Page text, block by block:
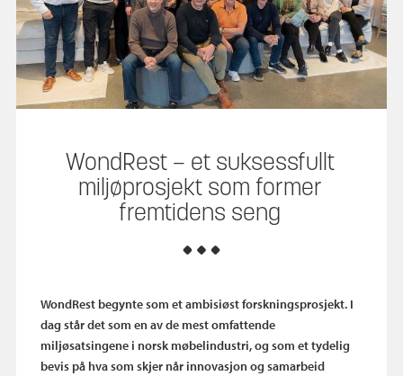
WondRest – et suksessfullt
miljøprosjekt som former
fremtidens seng
WondRest begynte som et ambisiøst forskningsprosjekt. I
dag står det som en av de mest omfattende
miljøsatsingene i norsk møbelindustri, og som et tydelig
bevis på hva som skjer når innovasjon og samarbeid